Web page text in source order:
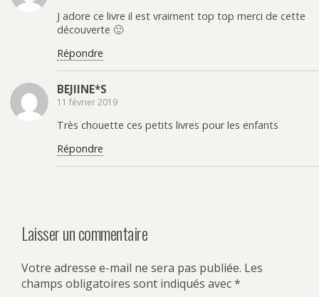
J adore ce livre il est vraiment top top merci de cette
découverte 🙂
Répondre
BEJIINE*S
11 février 2019
Très chouette ces petits livres pour les enfants
Répondre
Laisser un commentaire
Votre adresse e-mail ne sera pas publiée. Les
champs obligatoires sont indiqués avec*